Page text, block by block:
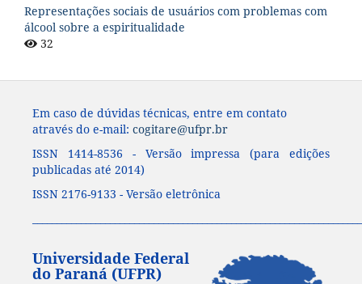
Representações sociais de usuários com problemas com
álcool sobre a espiritualidade
32
Em caso de dúvidas técnicas, entre em contato
através do e-mail: cogitare@ufpr.br
ISSN 1414-8536 - Versão impressa (para edições
publicadas até 2014)
ISSN 2176-9133 - Versão eletrônica
Universidade Federal
do Paraná (UFPR)